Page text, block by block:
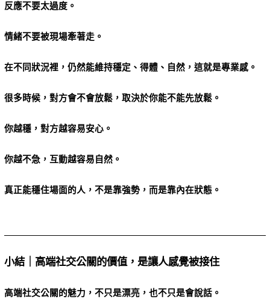
反應不要太過度。
情緒不要被現場牽著走。
在不同狀況裡，仍然能維持穩定、得體、自然，這就是專業感。
很多時候，對方會不會放鬆，取決於你能不能先放鬆。
你越穩，對方越容易安心。
你越不急，互動越容易自然。
真正能穩住場面的人，不是靠強勢，而是靠內在狀態。
小結｜高端社交公關的價值，是讓人感覺被接住
高端社交公關的魅力，不只是漂亮，也不只是會說話。